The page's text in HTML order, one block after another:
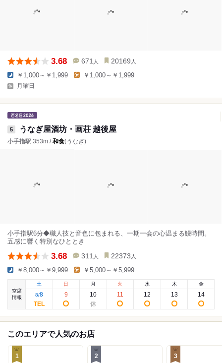
3.68 671 人 20169 人
￥1,000～￥1,999 ￥1,000～￥1,999
月曜日
5 うなぎ屋酒坊・画荘 越後屋
小手指駅 353m /和食(うなぎ)
小手指駅6分◆職人技と音色に包まれる、一期一会の心温まる鰻時間。
五感に響く特別なひととき
3.68 311 人 22373 人
￥8,000～￥9,999 ￥5,000～￥5,999
空席
情報
土
8/8
日
9
月
10
火
11
水
12
木
13
金
14
このエリアで人気のお店
1 2 3